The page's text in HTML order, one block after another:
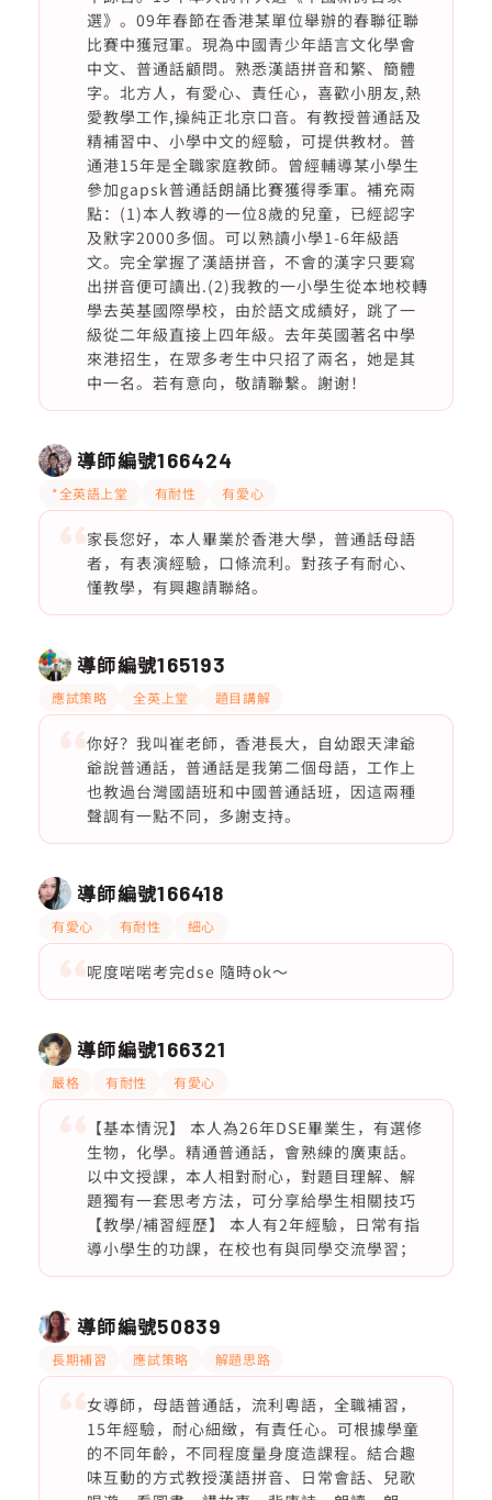
選》。09年春節在香港某單位舉辦的春聯征聯
比賽中獲冠軍。現為中國青少年語言文化學會
中文、普通話顧問。熟悉漢語拼音和繁、簡體
字。北方人，有愛心、責任心，喜歡小朋友,熱
愛教學工作,操純正北京口音。有教授普通話及
精補習中、小學中文的經驗，可提供教材。普
通港15年是全職家庭教師。曾經輔導某小學生
參加gapsk普通話朗誦比賽獲得季軍。補充兩
點：(1)本人教導的一位8歲的兒童，已經認字
及默字2000多個。可以熟讀小學1-6年級語
文。完全掌握了漢語拼音，不會的漢字只要寫
出拼音便可讀出.(2)我教的一小學生從本地校轉
學去英基國際學校，由於語文成績好，跳了一
級從二年級直接上四年級。去年英國著名中學
來港招生，在眾多考生中只招了兩名，她是其
中一名。若有意向，敬請聯繫。謝谢！
導師編號166424
*全英語上堂 有耐性 有愛心
家長您好，本人畢業於香港大學，普通話母語
者，有表演經驗，口條流利。對孩子有耐心、
懂教學，有興趣請聯絡。
導師編號165193
應試策略 全英上堂 題目講解
你好？我叫崔老師，香港長大，自幼跟天津爺
爺說普通話，普通話是我第二個母語，工作上
也教過台灣國語班和中國普通話班，因這兩種
聲調有一點不同，多謝支持。
導師編號166418
有愛心 有耐性 細心
呢度啱啱考完dse 隨時ok～
導師編號166321
嚴格 有耐性 有愛心
【基本情況】 本人為26年DSE畢業生，有選修
生物，化學。精通普通話，會熟練的廣東話。
以中文授課，本人相對耐心，對題目理解、解
題獨有一套思考方法，可分享給學生相關技巧
【教學/補習經歷】 本人有2年經驗，日常有指
導小學生的功課，在校也有與同學交流學習；
導師編號50839
長期補習 應試策略 解題思路
女導師，母語普通話，流利粵語，全職補習，
15年經驗，耐心細緻，有責任心。可根據學童
的不同年齡，不同程度量身度造課程。結合趣
味互動的方式教授漢語拼音、日常會話、兒歌